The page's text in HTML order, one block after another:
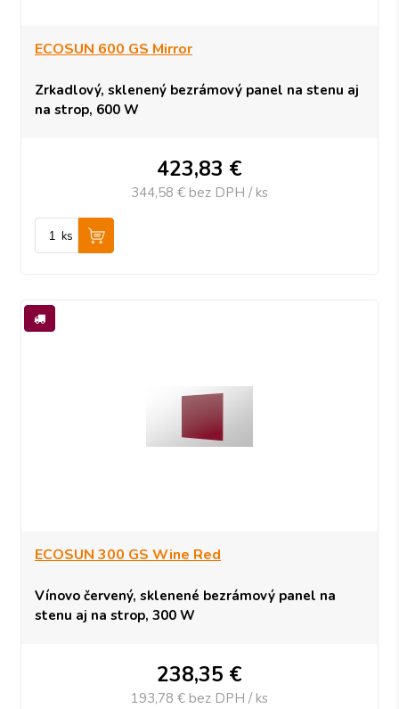
ECOSUN 600 GS Mirror
Zrkadlový, sklenený bezrámový panel na stenu aj
na strop, 600 W
423,83 €
344,58 € bez DPH / ks
ks
ECOSUN 300 GS Wine Red
Vínovo červený, sklenené bezrámový panel na
stenu aj na strop, 300 W
238,35 €
193,78 € bez DPH / ks